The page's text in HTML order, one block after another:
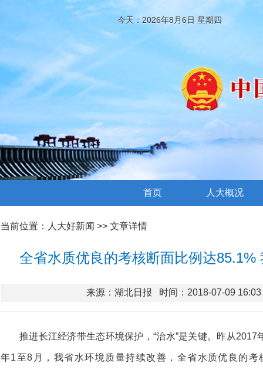
今天：2026年8月6日 星期四
首页 人大概况
当前位置： 人大好新闻 >> 文章详情
全省水质优良的考核断面比例达85.1%
来源：湖北日报 时间：2018-07-09 16:03
推进长江经济带生态环境保护，“治水”是关键。昨从
年1至8月，我省水环境质量持续改善，全省水质优良的考